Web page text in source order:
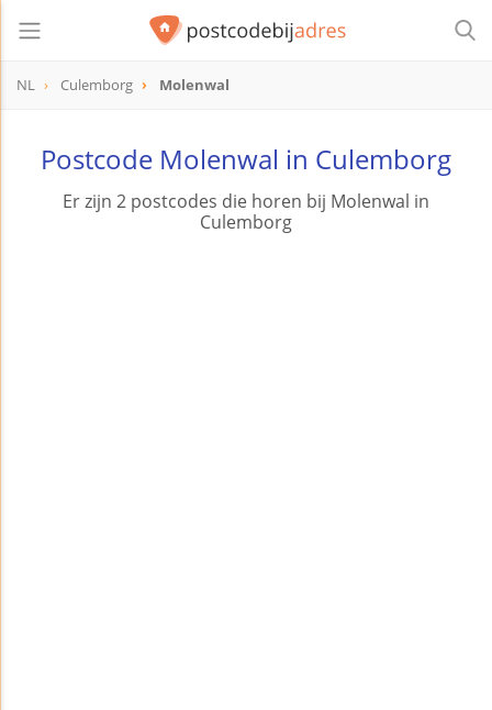
NL Culemborg Molenwal
Postcode Molenwal in Culemborg
Er zijn 2 postcodes die horen bij Molenwal in
Culemborg